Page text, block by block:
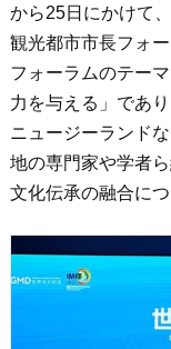
から25日にかけて
観光都市市長フォ
フォーラムのテー
力を与える」であ
ニュージーランド
地の専門家や学者
文化伝承の融合に